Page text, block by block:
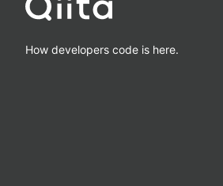
How developers code is here.